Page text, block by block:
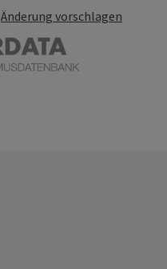
Änderung vorschlagen